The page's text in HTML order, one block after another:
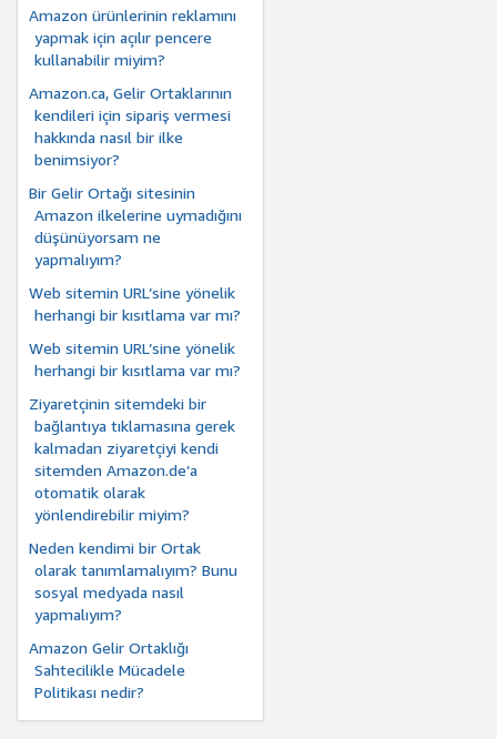
Amazon ürünlerinin reklamını
yapmak için açılır pencere
kullanabilir miyim?
Amazon.ca, Gelir Ortaklarının
kendileri için sipariş vermesi
hakkında nasıl bir ilke
benimsiyor?
Bir Gelir Ortağı sitesinin
Amazon ilkelerine uymadığını
düşünüyorsam ne
yapmalıyım?
Web sitemin URL’sine yönelik
herhangi bir kısıtlama var mı?
Web sitemin URL’sine yönelik
herhangi bir kısıtlama var mı?
Ziyaretçinin sitemdeki bir
bağlantıya tıklamasına gerek
kalmadan ziyaretçiyi kendi
sitemden Amazon.de’a
otomatik olarak
yönlendirebilir miyim?
Neden kendimi bir Ortak
olarak tanımlamalıyım? Bunu
sosyal medyada nasıl
yapmalıyım?
Amazon Gelir Ortaklığı
Sahtecilikle Mücadele
Politikası nedir?